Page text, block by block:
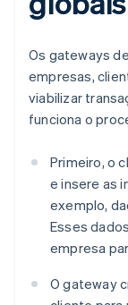
Os gateways
empresas,
viabilizar
funciona o
Primeiro, o
e insere as
exemplo,
Esses
empresa
O gateway